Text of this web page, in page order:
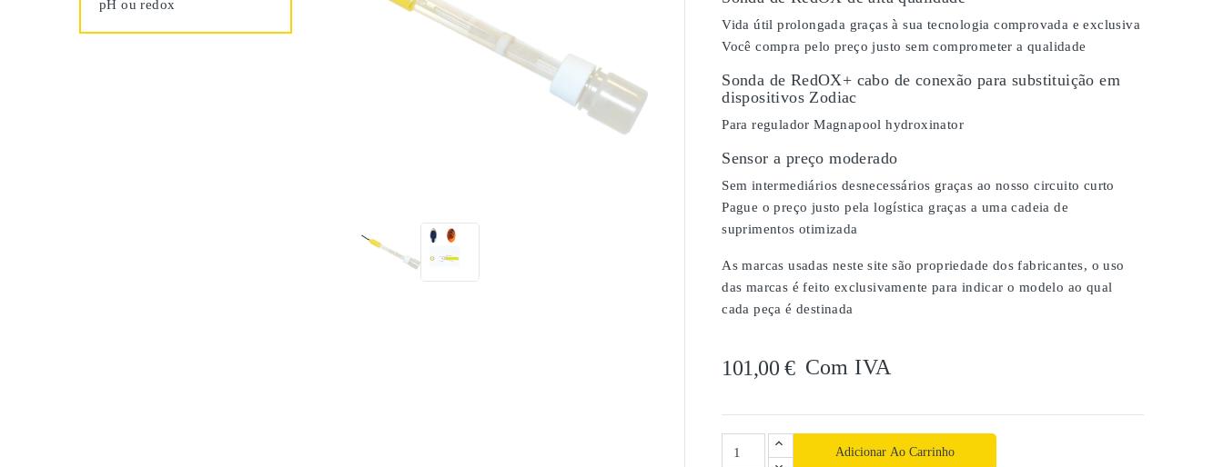
pH ou redox
Vida útil prolongada graças à sua tecnologia comprovada e exclusiva
Você compra pelo preço justo sem comprometer a qualidade
Sonda de RedOX+ cabo de conexão para substituição em
dispositivos Zodiac
Para regulador Magnapool hydroxinator
Sensor a preço moderado
Sem intermediários desnecessários graças ao nosso circuito curto
Pague o preço justo pela logística graças a uma cadeia de
suprimentos otimizada
As marcas usadas neste site são propriedade dos fabricantes, o uso
das marcas é feito exclusivamente para indicar o modelo ao qual
cada peça é destinada
101,00 € Com IVA
Adicionar Ao Carrinho